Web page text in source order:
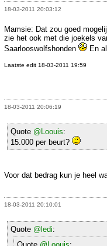
18-03-2011 20:03:12
Mamsie: Dat zou goed
zie het ook met die joekels
Saarlooswolfshonden
En
Laatste edit 18-03-2011 19:59
18-03-2011 20:06:19
Quote @Loouis:
15.000 per beurt?
Voor dat bedrag kun je heel
18-03-2011 20:10:01
Quote @ledi: